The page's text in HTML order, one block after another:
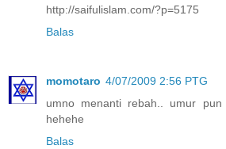
http://saifulislam.com/?p=5175
Balas
momotaro 4/07/2009 2:56 PTG
umno menanti rebah.. umur
hehehe
Balas